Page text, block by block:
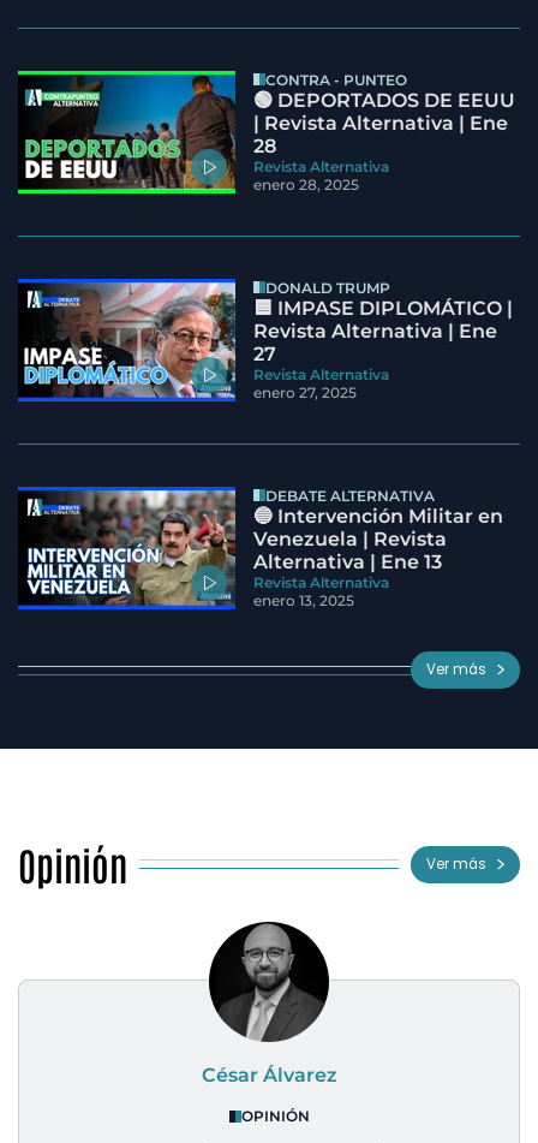
CONTRA - PUNTEO
🟢 DEPORTADOS DE EEUU
| Revista Alternativa | Ene
28
Revista Alternativa
enero 28, 2025
DONALD TRUMP
🟦 IMPASE DIPLOMÁTICO |
Revista Alternativa | Ene
27
Revista Alternativa
enero 27, 2025
DEBATE ALTERNATIVA
🔵 Intervención Militar en
Venezuela | Revista
Alternativa | Ene 13
Revista Alternativa
enero 13, 2025
Ver más
Opinión Ver más
César Álvarez
OPINIÓN